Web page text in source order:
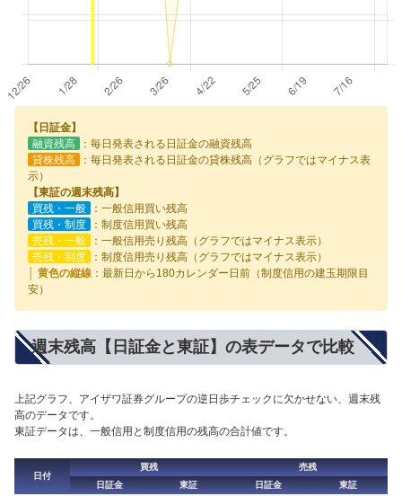
【日証金】
融資残高
：毎日発表される日証金の融資残高
貸株残高
：毎日発表される日証金の貸株残高（グラフではマイナス表
示）
【東証の週末残高】
買残・一般
：一般信用買い残高
買残・制度
：制度信用買い残高
売残・一般
：一般信用売り残高（グラフではマイナス表示）
売残・制度
：制度信用売り残高（グラフではマイナス表示）
│ 黄色の縦線 ：最新日から180カレンダー日前（制度信用の建玉期限目
安）
週末残高【日証金と東証】の表データで比較
上記グラフ、アイザワ証券グループの逆日歩チェックに欠かせない、週末残
高のデータです。
東証データは、一般信用と制度信用の残高の合計値です。
日付
買残
売残
日証金
東証 日証金
東証